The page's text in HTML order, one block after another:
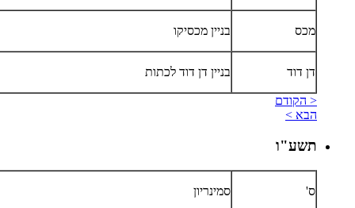
מכס בניין מכסיקו
דן דוד בניין דן דוד לכתות
< הקודם
הבא >
תשע"ו
ס' סמינריון